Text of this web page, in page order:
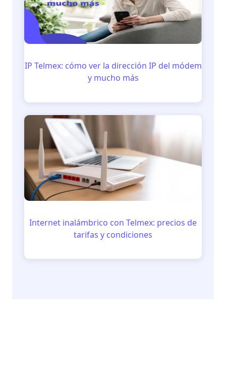
IP Telmex: cómo ver la dirección IP del módem
y mucho más
Internet inalámbrico con Telmex: precios de
tarifas y condiciones